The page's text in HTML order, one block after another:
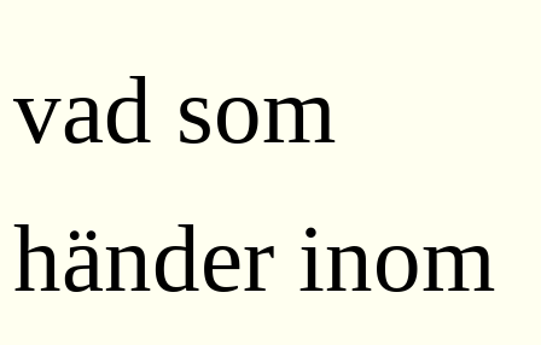
vad som
händer inom